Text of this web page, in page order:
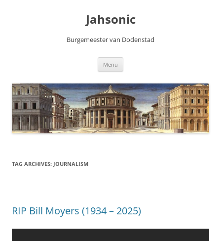
Jahsonic
Burgemeester van Dodenstad
Menu
TAG ARCHIVES: JOURNALISM
RIP Bill Moyers (1934 – 2025)